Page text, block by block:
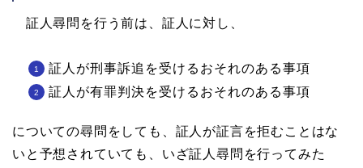
証人尋問を行う前は、証人に対し、
証人が刑事訴追を受けるおそれのある事項
証人が有罪判決を受けるおそれのある事項
についての尋問をしても、証人が証言を拒むことはな
いと予想されていても、いざ証人尋問を行ってみた